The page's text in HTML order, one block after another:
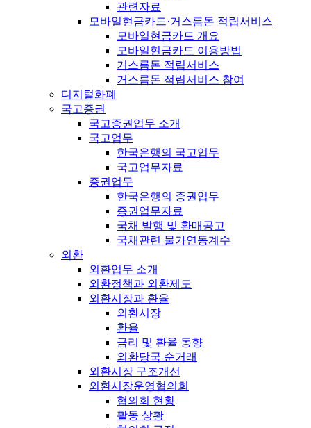
관련자료
모바일현금카드·거스름돈 적립서비스
모바일현금카드 개요
모바일현금카드 이용방법
거스름돈 적립서비스
거스름돈 적립서비스 참여
디지털화폐
국고증권
국고증권업무 소개
국고업무
한국은행의 국고업무
국고업무자료
증권업무
한국은행의 증권업무
증권업무자료
국채 발행 및 환매공고
국채관련 물가연동계수
외환
외환업무 소개
외환정책과 외환제도
외환시장과 환율
외환시장
환율
금리 및 환율 동향
외환당국 순거래
외환시장 구조개선
외환시장운영협의회
협의회 현황
활동 상황